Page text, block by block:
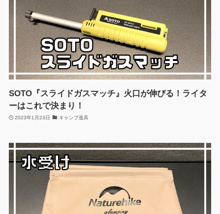
SOTO『スライドガスマッチ』火口が伸びる！ライタ
ーはこれで決まり！
2023年1月23日 キャンプ道具